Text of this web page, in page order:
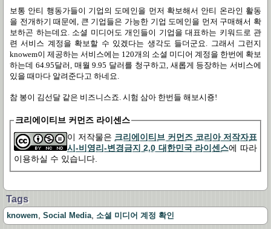
보통 안티 행동가들이 기업의 도메인을 먼저 확보해서 안티 온라인 활동
을 전개하기 때문에, 큰 기업들은 가능한 기업 도메인을 먼저 구매해서 확
보하곤 하는데요. 소셜 미디어도 개인들이 기업을 대표하는 키워드로 관
련 서비스 계정을 확보할 수 있겠다는 생각도 들더군요. 그래서 그런지
knowem이 제공하는 서비스에는 120개의 소셜 미디어 계정을 한번에 확보
하는데 64.95달러, 매월 9.95 달러를 청구하고, 새롭게 등장하는 서비스에
있을 때마다 알려준다고 하네요.
참 봉이 김선달 같은 비즈니스죠. 시험 삼아 한번들 해보시죵!
크리에이티브 커먼즈 라이센스
이 저작물은 크리에이티브 커먼즈 코리아 저작자표
시-비영리-변경금지 2.0 대한민국 라이센스에 따라
이용하실 수 있습니다.
Tags
knowem, Social Media, 소셜 미디어 계정 확인